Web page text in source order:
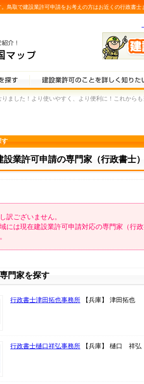
鳥取で建設業許可申請をお考えの方はお近くの行政書士
す
設業許可申請の専門家（行政書士）
訳ございません。
には現在建設業許可申請対応の専門家（行
門家を探す
行政書士津田拓也事務所 【兵庫】 津田拓也
行政書士樋口祥弘事務所 【兵庫】 樋口 祥弘
ました！より使いやすく、より便利に！これから